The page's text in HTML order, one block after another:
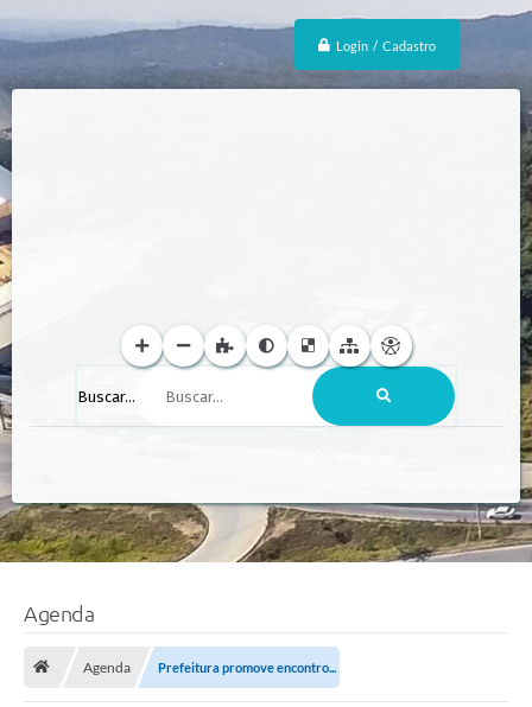
Login / Cadastro
Buscar...
Agenda
Agenda Prefeitura promove encontro...